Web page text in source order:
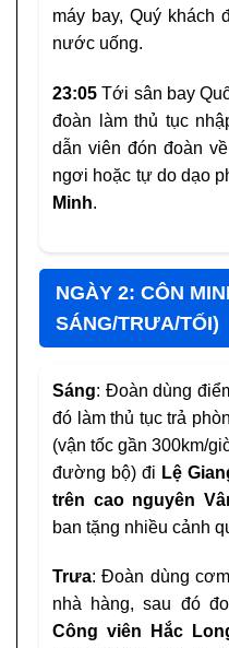
máy bay, Quý khách
nước uống.
23:05 Tới sân bay
đoàn làm thủ tục
dẫn viên đón đoàn
ngơi hoặc tự do dạo
Minh.
NGÀY 2: CÔN
SÁNG/TRƯA/TỐI)
Sáng: Đoàn dùng
đó làm thủ tục trả
(vận tốc gần 300km/
đường bộ) đi Lệ
trên cao nguyên
ban tặng nhiều cảnh
Trưa: Đoàn dùng
nhà hàng, sau đó
Công viên Hắc